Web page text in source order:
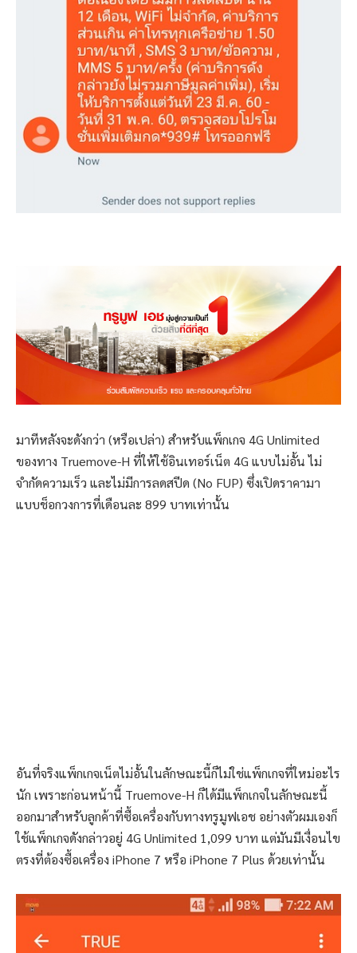
มาทีหลังจะดังกว่า (หรือเปล่า) สำหรับแพ็กเกจ 4G Unlimited
ของทาง Truemove-H ที่ให้ใช้อินเทอร์เน็ต 4G แบบไม่อั้น ไม่
จำกัดความเร็ว และไม่มีการลดสปีด (No FUP) ซึ่งเปิดราคามา
แบบช็อกวงการที่เดือนละ 899 บาทเท่านั้น
อันที่จริงแพ็กเกจเน็ตไม่อั้นในลักษณะนี้ก็ไม่ใช่แพ็กเกจที่ใหม่อะไร
นัก เพราะก่อนหน้านี้ Truemove-H ก็ได้มีแพ็กเกจในลักษณะนี้
ออกมาสำหรับลูกค้าที่ซื้อเครื่องกับทางทรูมูฟเอช อย่างตัวผมเองก็
ใช้แพ็กเกจดังกล่าวอยู่ 4G Unlimited 1,099 บาท แต่มันมีเงื่อนไข
ตรงที่ต้องซื้อเครื่อง iPhone 7 หรือ iPhone 7 Plus ด้วยเท่านั้น